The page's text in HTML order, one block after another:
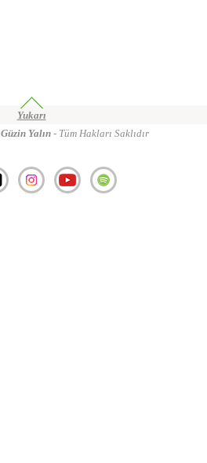
Yukarı
Güzin Yalın- Tüm Hakları Saklıdır